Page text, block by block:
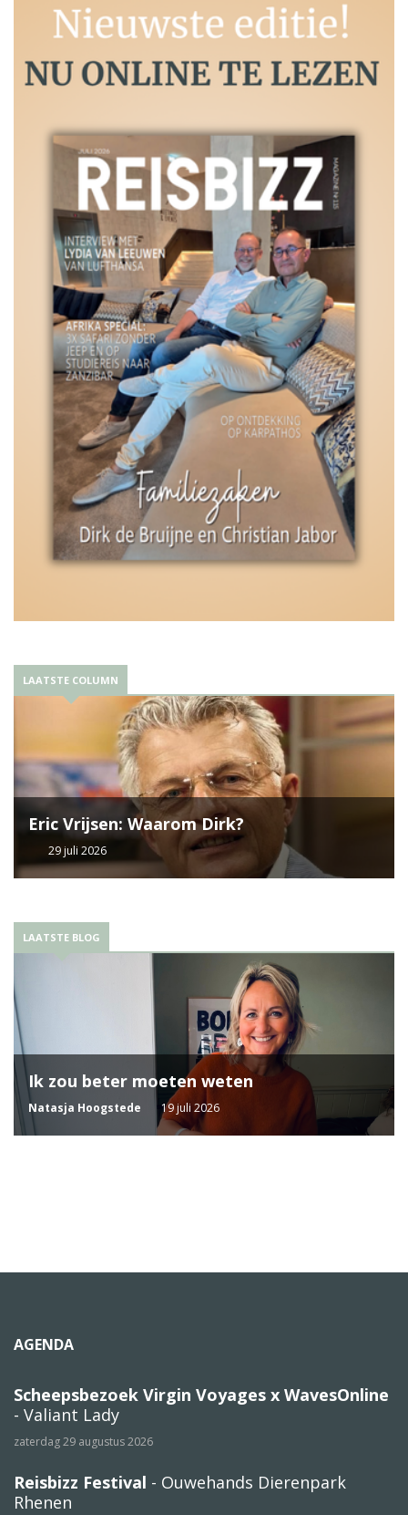
LAATSTE COLUMN
Eric Vrijsen: Waarom Dirk?
29 juli 2026
LAATSTE BLOG
Ik zou beter moeten weten
Natasja Hoogstede 19 juli 2026
AGENDA
Scheepsbezoek Virgin Voyages x WavesOnline
- Valiant Lady
zaterdag 29 augustus 2026
Reisbizz Festival - Ouwehands Dierenpark
Rhenen